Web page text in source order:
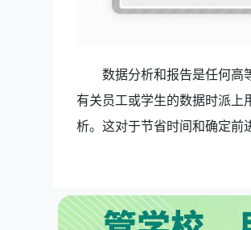
数据分析和报告是任何高
有关员工或学生的数据时派上
析。这对于节省时间和确定前